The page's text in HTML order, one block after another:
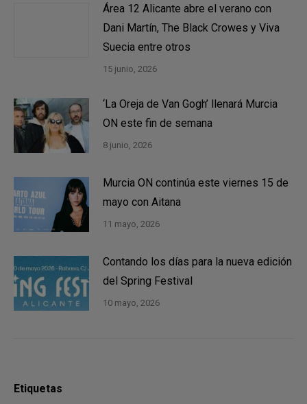
Área 12 Alicante abre el verano con
Dani Martín, The Black Crowes y Viva
Suecia entre otros
15 junio, 2026
‘La Oreja de Van Gogh’ llenará Murcia
ON este fin de semana
8 junio, 2026
Murcia ON continúa este viernes 15 de
mayo con Aitana
11 mayo, 2026
Contando los días para la nueva edición
del Spring Festival
10 mayo, 2026
Etiquetas